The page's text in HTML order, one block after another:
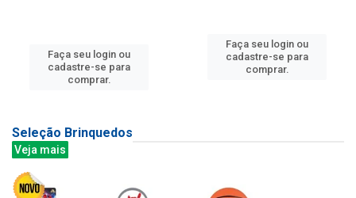
Faça seu login ou
cadastre-se para
comprar.
Faça seu login ou
cadastre-se para
comprar.
Seleção Brinquedos
Veja mais